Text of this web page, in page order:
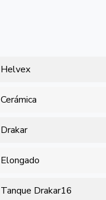
Helvex
Cerámica
Drakar
Elongado
Tanque Drakar16